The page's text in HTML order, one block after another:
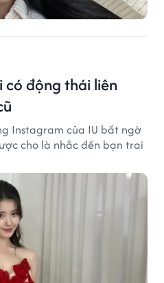
có động thái liên
Instagram của IU bất ngờ
cho là nhắc đến bạn trai